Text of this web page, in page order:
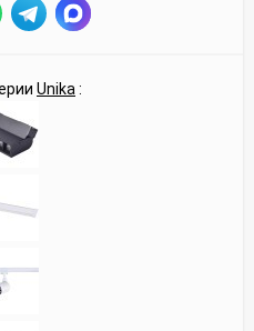
Unika :